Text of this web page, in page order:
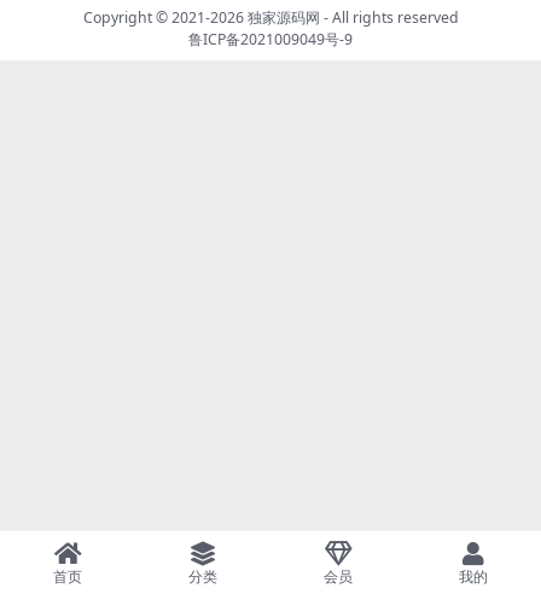
Copyright © 2021-2026独家源码网 - All rights reserved
鲁ICP备2021009049号-9
首页 分类 会员 我的